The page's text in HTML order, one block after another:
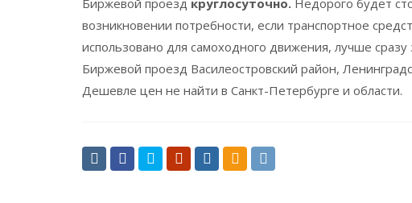
Биржевой проезд круглосуточно. Недорого будет
возникновении потребности, если транспортное
использовано для самоходного движения, лучше сразу
Биржевой проезд Василеостровский район,
Дешевле цен не найти в Санкт-Петербурге и области.